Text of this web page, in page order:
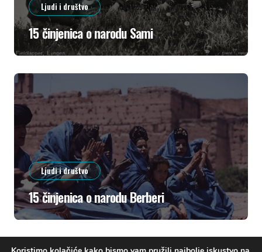
Ljudi i društvo
15 činjenica o narodu Sami
Ljudi i društvo
15 činjenica o narodu Berberi